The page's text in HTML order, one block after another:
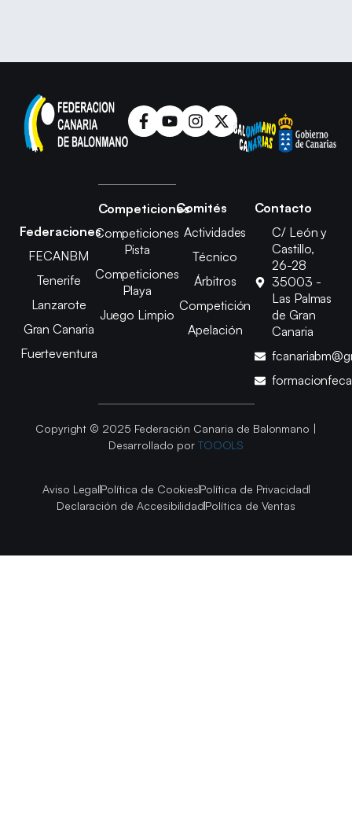
Federaciones
FECANBM
Tenerife
Lanzarote
Gran Canaria
Fuerteventura
Competiciones
Competiciones
Pista
Competiciones
Playa
Juego Limpio
Comités
Actividades
Técnico
Árbitros
Competición
Apelación
Contacto
C/ León y
Castillo,
26-28
35003 -
Las Palmas
de Gran
Canaria
Copyright © 2025 Federación Canaria de Balonmano |
Desarrollado por TOOOLS
Aviso LegalPolítica de CookiesPolítica de Privacidad
Declaración de AccesibilidadPolítica de Ventas